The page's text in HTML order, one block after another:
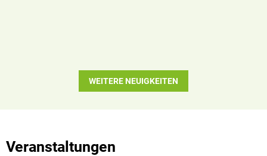
WEITERE NEUIGKEITEN
Veranstaltungen